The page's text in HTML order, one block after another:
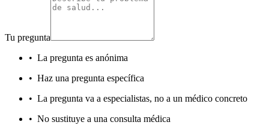
Tu pregunta
• La pregunta es anónima
• Haz una pregunta específica
• La pregunta va a especialistas, no a un médico concreto
• No sustituye a una consulta médica